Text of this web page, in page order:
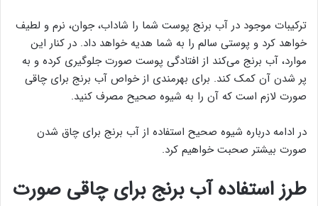
ترکیبات موجود در آب برنج پوست شما را شاداب، جوان، نرم و لطیف
خواهد کرد و پوستی سالم را به شما هدیه خواهد داد. در کنار این
موارد، آب برنج می‌کند از افتادگی پوست صورت جلوگیری کرده و به
پر شدن آن کمک کند. برای بهرمندی از خواص آب برنج برای چاقی
صورت لازم است که آن را به شیوه صحیح مصرف کنید.
در ادامه درباره شیوه صحیح استفاده از آب برنج برای چاق شدن
صورت بیشتر صحبت خواهیم کرد.
طرز استفاده آب برنج برای چاقی صورت